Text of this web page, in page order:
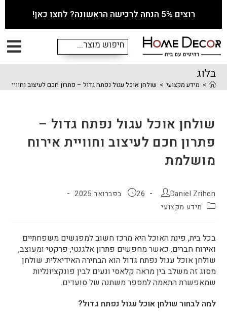
רוצים 5% הנחה לרכישה הראשונה? לחצו כאן!
בלוג
> מידע מקצועי > שולחן אוכל עגול נפתח גדול – פתרון חכם לעיצוב וחוויית
שולחן אוכל עגול נפתח גדול –
פתרון חכם לעיצוב וחוויית אירוח
מושלמת
Daniel Zrihen
26 בפברואר 2025
מידע מקצועי
בכל בית, פינת האוכל היא מרכז חשוב למפגשים משפחתיים
ואירוח חברים. כאשר מחפשים פתרון אלגנטי, פרקטי ומעוצב,
שולחן אוכל עגול נפתח גדול הוא הבחירה האידיאלית. שולחן
מסוג זה משלב בין מראה קלאסי ונעים לבין פונקציונליות
שמאפשרת התאמה למספר משתנה של סועדים.
למה לבחור שולחן אוכל עגול נפתח גדול?